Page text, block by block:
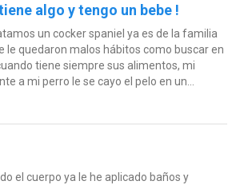
algo y tengo un bebe !
un cocker spaniel ya es de la familia
le quedaron malos hábitos como buscar en
tiene siempre sus alimentos, mi
a mi perro le se cayo el pelo en un...
el cuerpo ya le he aplicado baños y